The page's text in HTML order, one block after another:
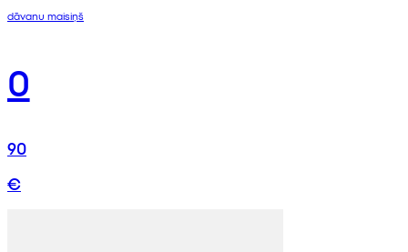
dāvanu maisiņš
0
90
€